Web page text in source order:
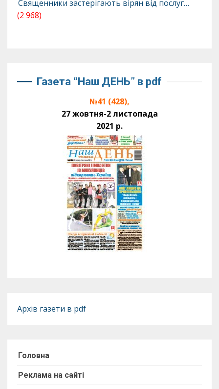
Священники застерігають вірян від послуг…
(2 968)
Газета “Наш ДЕНЬ” в pdf
№41 (428),
27 жовтня-2 листопада
2021 р.
Архів газети в pdf
Головна
Реклама на сайті